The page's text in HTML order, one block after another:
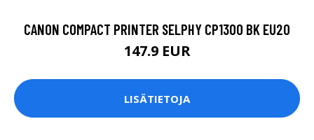
CANON COMPACT PRINTER SELPHY CP1300 BK EU20
147.9 EUR
LISÄTIETOJA